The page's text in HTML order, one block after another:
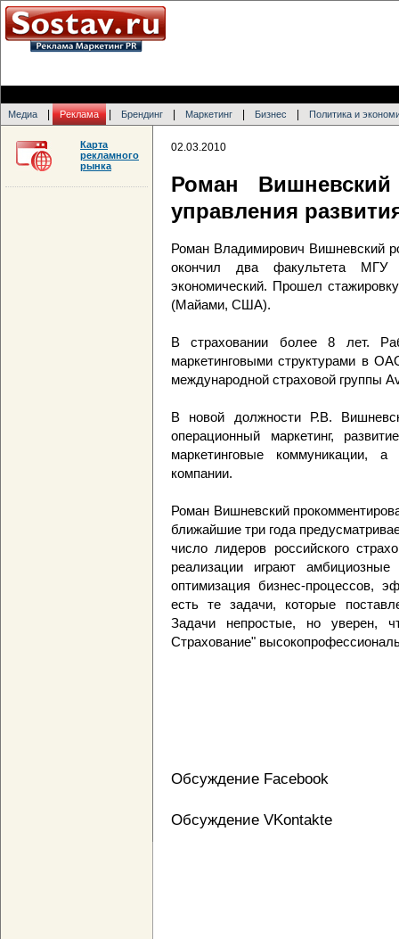
Медиа Реклама Брендинг Маркетинг Бизнес Политика и
02.03.2010
Роман Вишневский
управления
Роман Владимирович Вишневский
окончил два факультета
экономический. Прошел
(Майами, США).
В страховании более 8 лет.
маркетинговыми структурами в
международной страховой группы
В новой должности Р.В.
операционный маркетинг,
маркетинговые коммуникации,
компании.
Роман Вишневский
ближайшие три года
число лидеров российского
реализации играют
оптимизация бизнес-процессов,
есть те задачи, которые
Задачи непростые, но уверен,
Страхование"
Обсуждение Facebook
Обсуждение VKontakte
Карта
рекламного
рынка